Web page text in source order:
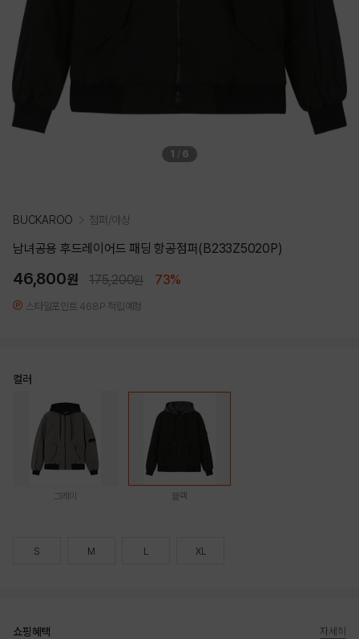
1 / 6
BUCKAROO 점퍼/야상
남녀공용 후드레이어드 패딩 항공점퍼(B233Z5020P)
46,800원 175,200원 73%
스타일포인트 468P 적립예정
컬러
그레이 블랙
S M L XL
쇼핑혜택
자세히